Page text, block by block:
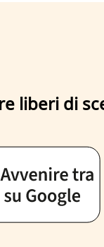
liberi di